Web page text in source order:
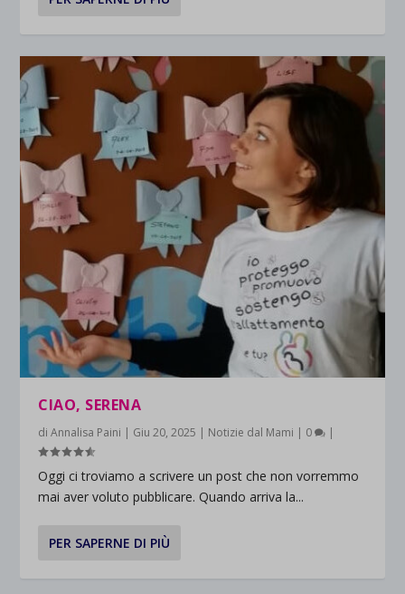
CIAO, SERENA
diAnnalisa Paini | Giu 20, 2025 | Notizie dal Mami | 0 |
Oggi ci troviamo a scrivere un post che non vorremmo
mai aver voluto pubblicare. Quando arriva la...
PER SAPERNE DI PIÙ